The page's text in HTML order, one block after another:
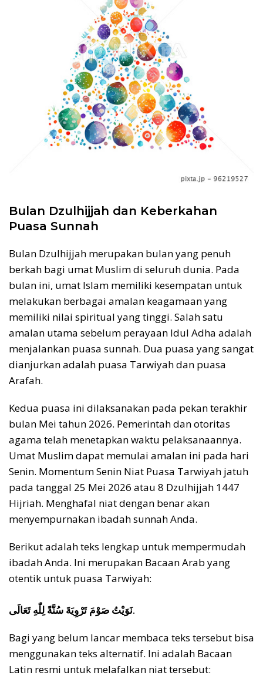
Bulan Dzulhijjah dan Keberkahan
Puasa Sunnah
Bulan Dzulhijjah merupakan bulan yang penuh
berkah bagi umat Muslim di seluruh dunia. Pada
bulan ini, umat Islam memiliki kesempatan untuk
melakukan berbagai amalan keagamaan yang
memiliki nilai spiritual yang tinggi. Salah satu
amalan utama sebelum perayaan Idul Adha adalah
menjalankan puasa sunnah. Dua puasa yang sangat
dianjurkan adalah puasa Tarwiyah dan puasa
Arafah.
Kedua puasa ini dilaksanakan pada pekan terakhir
bulan Mei tahun 2026. Pemerintah dan otoritas
agama telah menetapkan waktu pelaksanaannya.
Umat Muslim dapat memulai amalan ini pada hari
Senin. Momentum Senin Niat Puasa Tarwiyah jatuh
pada tanggal 25 Mei 2026 atau 8 Dzulhijjah 1447
Hijriah. Menghafal niat dengan benar akan
menyempurnakan ibadah sunnah Anda.
Berikut adalah teks lengkap untuk mempermudah
ibadah Anda. Ini merupakan Bacaan Arab yang
otentik untuk puasa Tarwiyah:
نَوَيْتُ صَوْمَ تَرْوِيَةَ سُنَّةً لِلّٰهِ تَعَالَى.
Bagi yang belum lancar membaca teks tersebut bisa
menggunakan teks alternatif. Ini adalah Bacaan
Latin resmi untuk melafalkan niat tersebut: